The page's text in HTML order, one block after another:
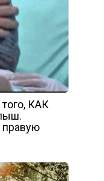
КАК
правую